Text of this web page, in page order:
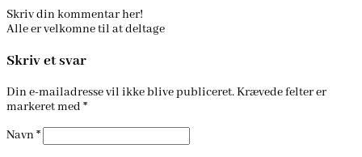
Skriv din kommentar her!
Alle er velkomne til at deltage
Skriv et svar
Din e-mailadresse vil ikke blive publiceret.Krævede felter er
markeret med *
Navn*